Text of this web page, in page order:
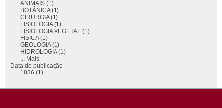
ANIMAIS (1)
BOTÂNICA (1)
CIRURGIA (1)
FISIOLOGIA (1)
FISIOLOGIA VEGETAL (1)
FÍSICA (1)
GEOLOGIA (1)
HIDROLOGIA (1)
... Mais
Data de publicação
1836 (1)